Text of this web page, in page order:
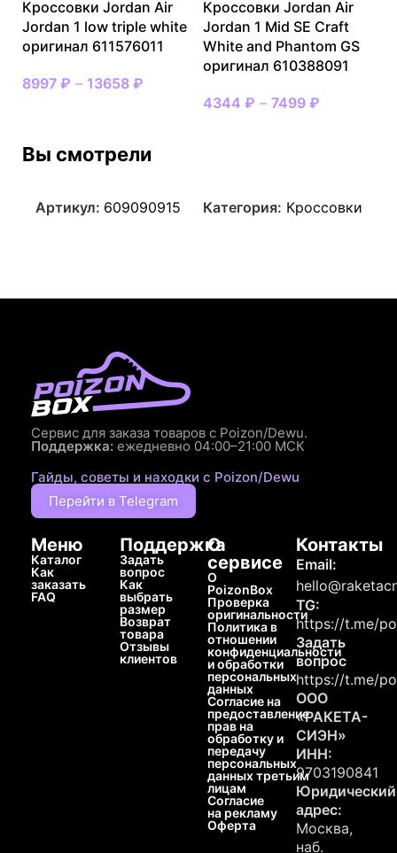
Кроссовки Jordan Air
Jordan 1 low triple white
оригинал 611576011
8997 ₽ – 13658 ₽
Кроссовки Jordan Air
Jordan 1 Mid SE Craft
White and Phantom GS
оригинал 610388091
4344 ₽ – 7499 ₽
Вы смотрели
Артикул: 609090915 Категория: Кроссовки
Сервис для заказа товаров с Poizon/Dewu.
Поддержка: ежедневно 04:00–21:00 МСК
Гайды, советы и находки с Poizon/Dewu
Перейти в Telegram
Меню
Каталог
Как
заказать
FAQ
Поддержка
Задать
вопрос
Как
выбрать
размер
Возврат
товара
Отзывы
клиентов
О
сервисе
О
PoizonBox
Проверка
оригинальности
Политика в
отношении
конфиденциальности
и обработки
персональных
данных
Согласие на
предоставление
прав на
обработку и
передачу
персональных
данных третьим
лицам
Согласие
на рекламу
Оферта
Контакты
Email:
TG:
https://t.me/
Задать
вопрос
https://t.me/
ООО
«РАКЕТА-
СИЭН»
ИНН:
9703190841
Юридический
адрес:
Москва,
наб.